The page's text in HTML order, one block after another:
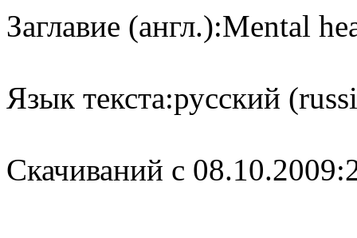
Заглавие (англ.):Mental
Язык текста:русский
Cкачиваний с 08.10.2009: